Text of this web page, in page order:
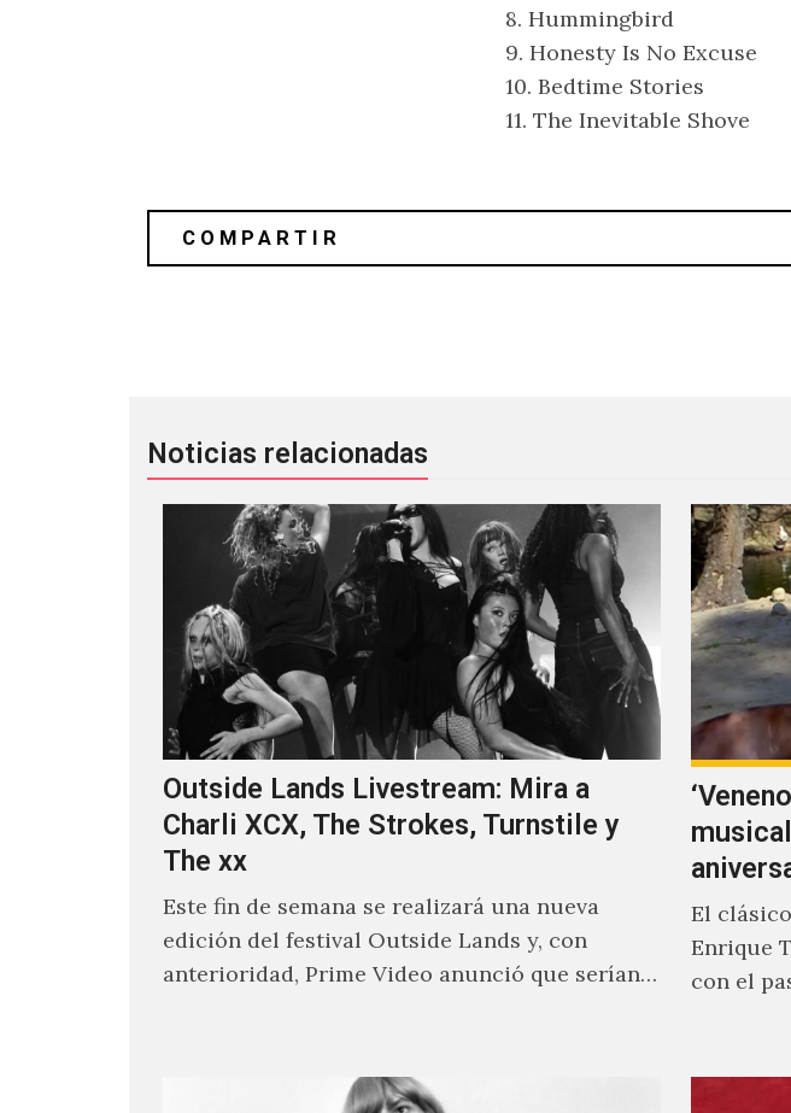
8. Hummingbird
9. Honesty Is No Excuse
10. Bedtime Stories
11. The Inevitable Shove
Noticias relacionadas
Outside Lands Livestream: Mira a
Charli XCX, The Strokes, Turnstile y
The xx
Este fin de semana se realizará una nueva
edición del festival Outside Lands y, con
anterioridad, Prime Video anunció que serían
El
Enrique
con el